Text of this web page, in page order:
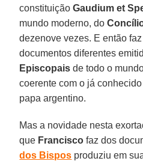
constituiçãoGaudium et
mundo moderno, do
dezenove vezes. E então
documentos diferentes
Episcopais de todo o
coerente com o já
papa argentino.
Mas a novidade nesta
que Francisco faz dos
dos Bispos produziu em